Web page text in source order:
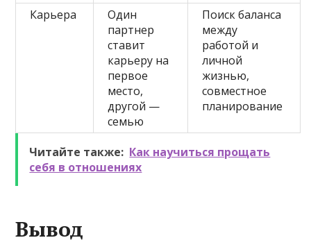
Карьера
Один
партнер
ставит
карьеру на
первое
место,
другой —
семью
Поиск баланса
между
работой и
личной
жизнью,
совместное
планирование
Читайте также: Как научиться прощать
себя в отношениях
Вывод